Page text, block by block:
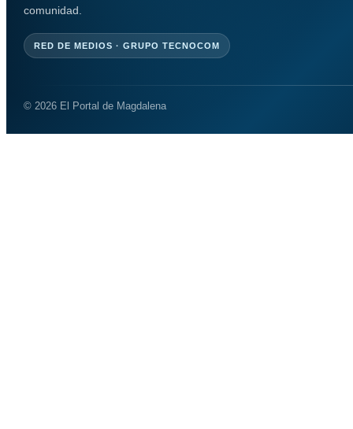
comunidad.
RED DE MEDIOS · GRUPO TECNOCOM
© 2026 El Portal de Magdalena